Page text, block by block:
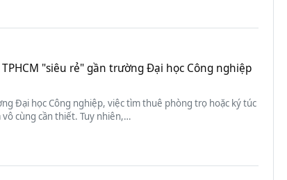
"siêu rẻ" gần trường Đại học Công nghiệp
Đại học Công nghiệp, việc tìm thuê phòng trọ hoặc ký túc
cùng cần thiết. Tuy nhiên,…